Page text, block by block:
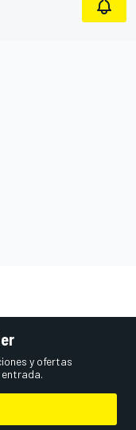
y ofertas